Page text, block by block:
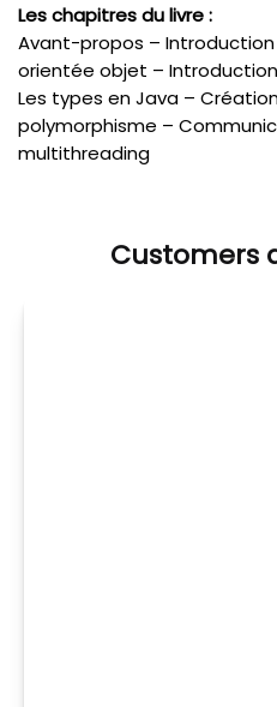
Les chapitres du livre :
Avant-propos – Introduction
orientée objet –
Les types en Java –
polymorphisme –
multithreading
Customers